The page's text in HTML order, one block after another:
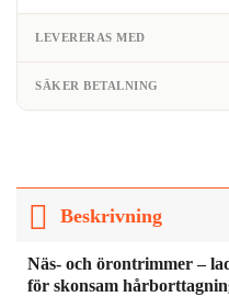
LEVERERAS MED
SÄKER BETALNING
Beskrivning
Näs- och örontrimmer –
för skonsam